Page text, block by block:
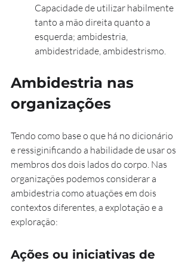
Capacidade de utilizar habilmente
tanto a mão direita quanto a
esquerda; ambidestria,
ambidestridade, ambidestrismo.
Ambidestria nas
organizações
Tendo como base o que há no dicionário
e ressiginificando a habilidade de usar os
membros dos dois lados do corpo. Nas
organizações podemos considerar a
ambidestria como atuações em dois
contextos diferentes, a explotação e a
exploração:
Ações ou iniciativas de